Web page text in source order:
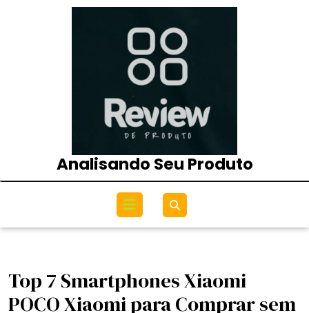
Analisando Seu Produto
Open
Menu
Top 7 Smartphones Xiaomi
POCO Xiaomi para Comprar sem